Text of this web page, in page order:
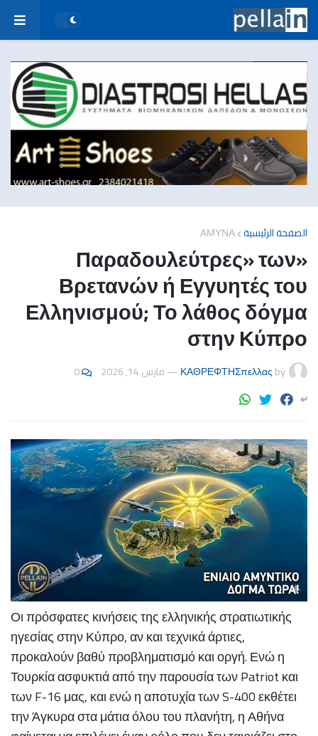
الصفحة الرئيسية ΑΜΥΝΑ
«Παραδουλεύτρες» των
Βρετανών ή Εγγυητές του
Ελληνισμού; Το λάθος δόγμα
στην Κύπρο
by
ΚΑΘΡΕΦΤΗΣπελλας
—مارس 14, 2026 0
Οι πρόσφατες κινήσεις της ελληνικής στρατιωτικής
ηγεσίας στην Κύπρο, αν και τεχνικά άρτιες,
προκαλούν βαθύ προβληματισμό και οργή. Ενώ η
Τουρκία ασφυκτιά από την παρουσία των Patriot και
των F-16 μας, και ενώ η αποτυχία των S-400 εκθέτει
την Άγκυρα στα μάτια όλου του πλανήτη, η Αθήνα